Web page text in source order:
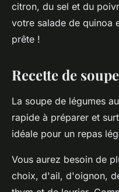
citron, du sel et du
votre salade de quinoa
prête !
Recette de
La soupe de légumes
rapide à préparer et
idéale pour un repas
Vous aurez besoin de
choix, d'ail, d'oignon,